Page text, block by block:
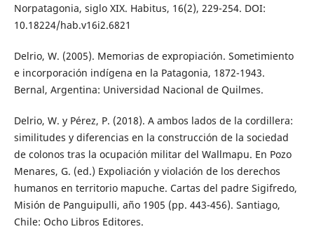
Norpatagonia, siglo XIX. Habitus, 16(2), 229-254. DOI:
10.18224/hab.v16i2.6821
Delrio, W. (2005). Memorias de expropiación. Sometimiento
e incorporación indígena en la Patagonia, 1872-1943.
Bernal, Argentina: Universidad Nacional de Quilmes.
Delrio, W. y Pérez, P. (2018). A ambos lados de la cordillera:
similitudes y diferencias en la construcción de la sociedad
de colonos tras la ocupación militar del Wallmapu. En Pozo
Menares, G. (ed.) Expoliación y violación de los derechos
humanos en territorio mapuche. Cartas del padre Sigifredo,
Misión de Panguipulli, año 1905 (pp. 443-456). Santiago,
Chile: Ocho Libros Editores.